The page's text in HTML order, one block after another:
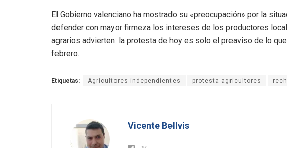
El Gobierno valenciano ha mostrado su «preocupación» por la
defender con mayor firmeza los intereses de los productores
agrarios advierten: la protesta de hoy es solo el preaviso de lo
febrero.
Etiquetas: Agricultores independientes protesta agricultores
Vicente Bellvis